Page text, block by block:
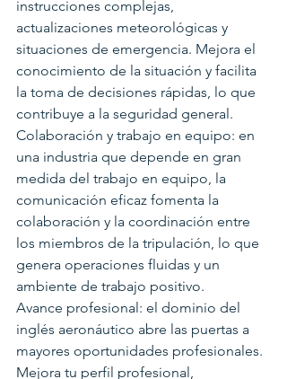
instrucciones complejas,
actualizaciones meteorológicas y
situaciones de emergencia. Mejora el
conocimiento de la situación y facilita
la toma de decisiones rápidas, lo que
contribuye a la seguridad general.
Colaboración y trabajo en equipo: en
una industria que depende en gran
medida del trabajo en equipo, la
comunicación eficaz fomenta la
colaboración y la coordinación entre
los miembros de la tripulación, lo que
genera operaciones fluidas y un
ambiente de trabajo positivo.
Avance profesional: el dominio del
inglés aeronáutico abre las puertas a
mayores oportunidades profesionales.
Mejora tu perfil profesional,